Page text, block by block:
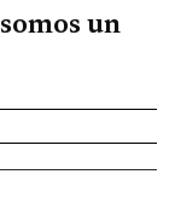
un